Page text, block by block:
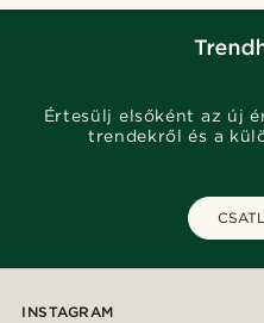
Értesülj elsőként az új
trendekről és a
INSTAGRAM